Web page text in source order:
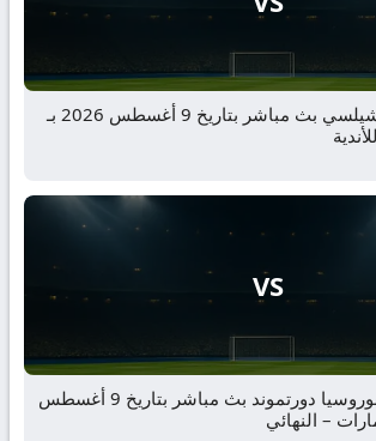
مباراة جوهور و تشيلسي بث مباشر بتاريخ 9 أغسطس 2026 بـ
VS
مباراة أرسنال و بوروسيا دورتموند بث مباشر بتاريخ 9 أغسطس